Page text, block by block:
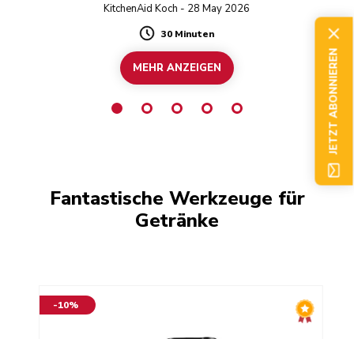
KitchenAid Koch - 28 May 2026
Duration
30 Minuten
MEHR ANZEIGEN
Fantastische Werkzeuge für
Getränke
-10%
JETZT ABONNIEREN